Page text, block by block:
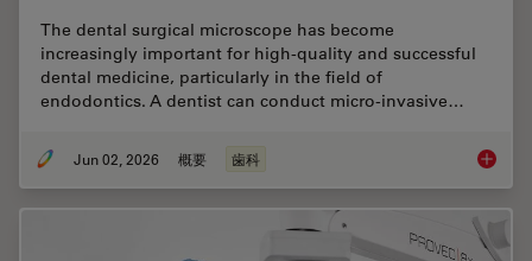
The dental surgical microscope has become
increasingly important for high-quality and successful
dental medicine, particularly in the field of
endodontics. A dentist can conduct micro-invasive…
Jun 02, 2026 概要 歯科 Six